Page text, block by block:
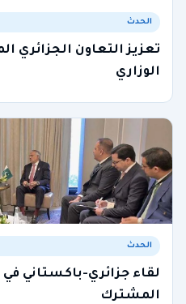
الحدث
تعزيز التعاون الجزائري
الوزاري
الحدث
لقاء جزائري-باكستاني
المشترك